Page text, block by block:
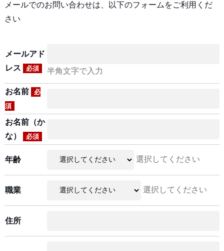
メールでのお問い合わせは、以下のフォームをご利用くだ
さい
メールアド
レス
必須 半角文字で入力
お名前
必
須
お名前（か
な）
必須
年齢 選択してください
職業 選択してください
住所